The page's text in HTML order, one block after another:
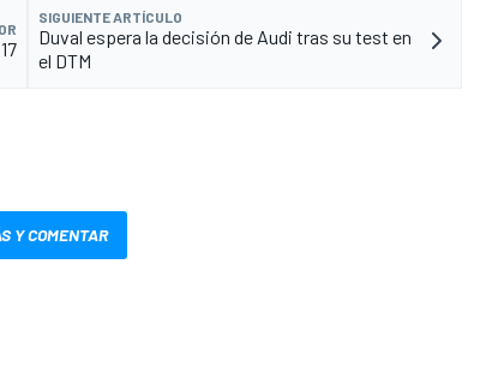
SIGUIENTE ARTÍCULO
Duval espera la decisión de Audi tras su test en
el DTM
Y COMENTAR